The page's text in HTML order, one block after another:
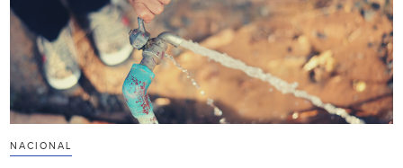
NACIONAL